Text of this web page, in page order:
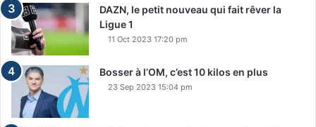
DAZN, le petit nouveau qui fait rêver la
Ligue 1
11 Oct 2023 17:20 pm
Bosser à l’OM, c’est 10 kilos en plus
23 Sep 2023 15:04 pm